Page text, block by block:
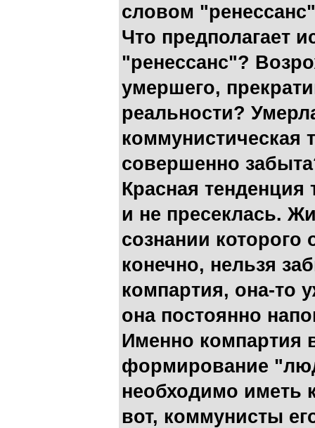
словом
Что предполагает
"ренессанс"?
умершего,
реальности?
коммунистическая
совершенно
Красная тенденция
и не пресеклась.
сознании которого
конечно, нельзя
компартия, она-то
она постоянно
Именно компартия
формирование
необходимо иметь
вот, коммунисты